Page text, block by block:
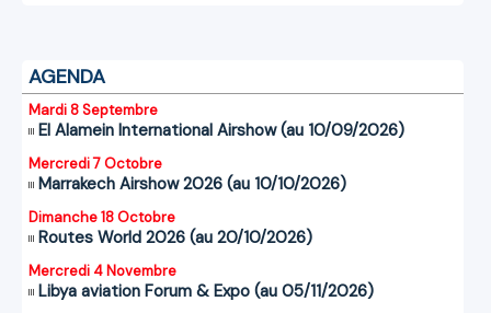
AGENDA
Mardi 8 Septembre
El Alamein International Airshow (au 10/09/2026)
Mercredi 7 Octobre
Marrakech Airshow 2026 (au 10/10/2026)
Dimanche 18 Octobre
Routes World 2026 (au 20/10/2026)
Mercredi 4 Novembre
Libya aviation Forum & Expo (au 05/11/2026)